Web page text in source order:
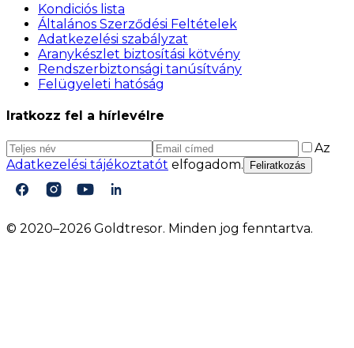
Kondiciós lista
Általános Szerződési Feltételek
Adatkezelési szabályzat
Aranykészlet biztosítási kötvény
Rendszerbiztonsági tanúsítvány
Felügyeleti hatóság
Iratkozz fel a hírlevélre
Az
Adatkezelési tájékoztatót elfogadom. Feliratkozás
© 2020–2026 Goldtresor. Minden jog fenntartva.